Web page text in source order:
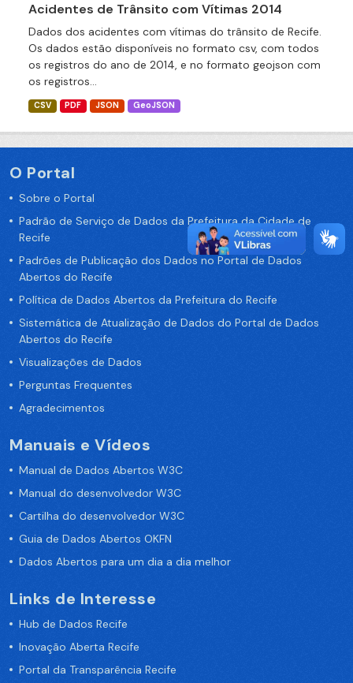
Acidentes de Trânsito com Vítimas 2014
Dados dos acidentes com vítimas do trânsito de Recife.
Os dados estão disponíveis no formato csv, com todos
os registros do ano de 2014, e no formato geojson com
os registros...
CSV PDF JSON GeoJSON
O Portal
Sobre o Portal
Padrão de Serviço de Dados da Prefeitura da Cidade de
Recife
Padrões de Publicação dos Dados no Portal de Dados
Abertos do Recife
Política de Dados Abertos da Prefeitura do Recife
Sistemática de Atualização de Dados do Portal de Dados
Abertos do Recife
Visualizações de Dados
Perguntas Frequentes
Agradecimentos
Manuais e Vídeos
Manual de Dados Abertos W3C
Manual do desenvolvedor W3C
Cartilha do desenvolvedor W3C
Guia de Dados Abertos OKFN
Dados Abertos para um dia a dia melhor
Links de Interesse
Hub de Dados Recife
Inovação Aberta Recife
Portal da Transparência Recife